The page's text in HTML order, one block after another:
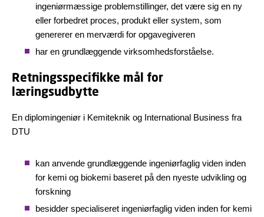
ingeniørmæssige problemstillinger, det være sig en ny
eller forbedret proces, produkt eller system, som
genererer en merværdi for opgavegiveren
har en grundlæggende virksomhedsforståelse.
Retningsspecifikke mål for
læringsudbytte
En diplomingeniør i Kemiteknik og International Business fra
DTU
kan anvende grundlæggende ingeniørfaglig viden inden
for kemi og biokemi baseret på den nyeste udvikling og
forskning
besidder specialiseret ingeniørfaglig viden inden for kemi